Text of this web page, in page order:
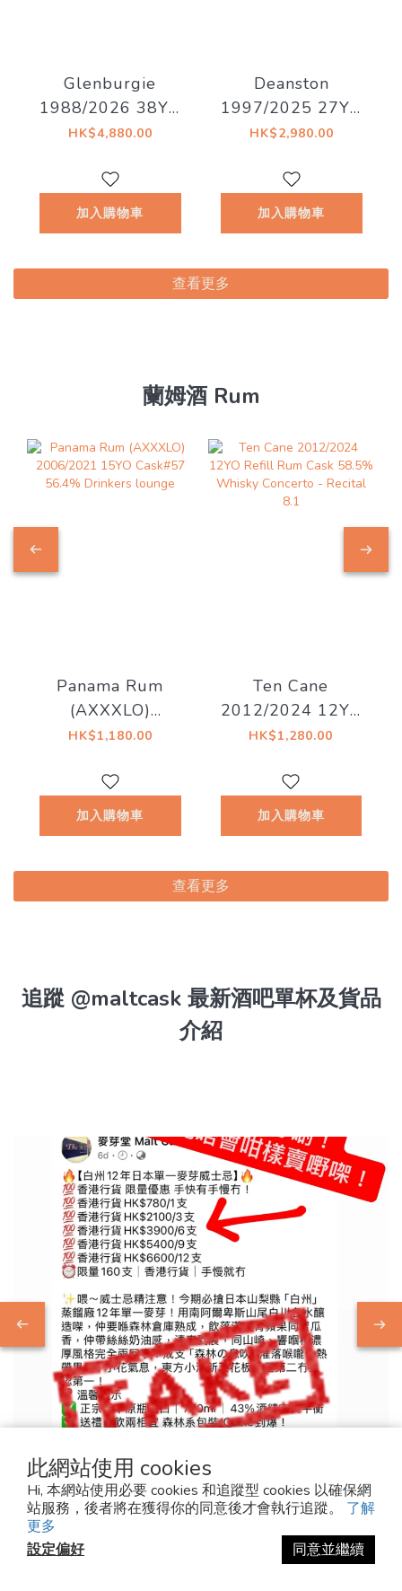
此網站使用 cookies
Hi, 本網站使用必要 cookies 和追蹤型 cookies 以確保網
站服務，後者將在獲得你的同意後才會執行追蹤。 了解
更多
設定偏好
同意並繼續
Glenburgie
1988/2026 38YO
Refill Hogshead
Drinks -
Whiskyland
[Chapter Thirty
HK$4,880.00
加入購物車
Deanston
1997/2025 27YO
Refill Hogshead
Drinks - Decadent
Drams
HK$2,980.00
加入購物車
查看更多
蘭姆酒 Rum
Panama Rum
(AXXXLO)
2006/2021 15YO
Drinkers lounge
HK$1,180.00
加入購物車
Ten Cane
2012/2024 12YO
Refill Rum Cask
Concerto - Recital
8.1
HK$1,280.00
加入購物車
查看更多
追蹤 @maltcask 最新酒吧單杯及貨品
介紹
2025-10-15